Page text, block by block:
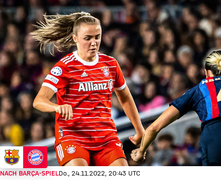
NACH BARÇA-SPIELDo., 24.11.2022, 20:43 UTC